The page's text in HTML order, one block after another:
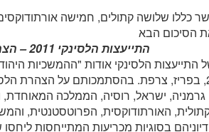
כללו שלושה קתולים, חמישה
התייעצות הלסינקי 2011 – הצהרת פריז
גרמניה, ישראל, רוסיה, הממלכה
האורתודוקסית, הפרוטסטנטית,